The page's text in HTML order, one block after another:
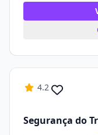
4.2
Segurança do